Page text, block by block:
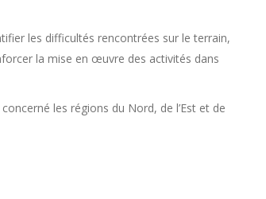
les difficultés rencontrées sur le terrain,
la mise en œuvre des activités dans
les régions du Nord, de l’Est et de